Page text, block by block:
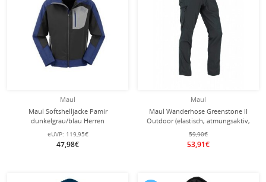
Maul
Maul Softshelljacke Pamir
dunkelgrau/blau Herren
eUVP: 119,95€
47,98€
Maul
Maul Wanderhose Greenstone II
Outdoor (elastisch, atmungsaktiv,
strapazierfähig) lang schwarz Herren
59,90€
53,91€